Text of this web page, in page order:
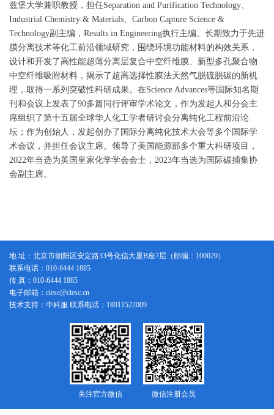
兹堡大学兼职教授，担任Separation and Purification Technology、
Industrial Chemistry & Materials、Carbon Capture Science &
Technology副主编，Results in Engineering执行主编。长期致力于先进
膜分离技术等化工前沿领域研究，围绕环境功能材料的构效关系，
设计和开发了高性能超薄分离层复合中空纤维膜、新型多孔聚合物
中空纤维吸附材料，揭示了超高选择性膜法天然气脱硫脱碳的新机
理，取得一系列突破性科研成果。在Science Advances等国际知名期
刊和会议上发表了90多篇同行评审学术论文，作为发起人和分会主
席组织了第十五届全球华人化工学者研讨会分离纯化工程前沿论
坛；作为创始人，发起创办了国际分离纯化技术大会等多个国际学
术会议，并担任会议主席。领导了美国能源部多个重大科研项目，
2022年当选为英国皇家化学学会会士，2023年当选为国际碳捕集协
会副主席。
地 址：北京市朝阳区安定路33号化信大厦B座7层（邮编：100029）
联系电话：010-6444 1885
传 真：010-6444 1885
电子邮箱：ciesc@ciesc.cn
技术支持：中科服 联系电话：18911522009
关注官方微信 微信注册会员